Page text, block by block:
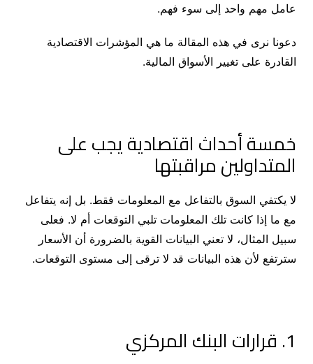
عامل مهم واحد إلى سوء فهم.
دعونا نرى في هذه المقالة ما هي المؤشرات الاقتصادية
القادرة على تغيير الأسواق المالية.
خمسة أحداث اقتصادية يجب على
المتداولين مراقبتها
لا يكتفي السوق بالتفاعل مع المعلومات فقط. بل إنه يتفاعل
مع ما إذا كانت تلك المعلومات تلبي التوقعات أم لا. فعلى
سبيل المثال، لا تعني البيانات القوية بالضرورة أن الأسعار
سترتفع لأن هذه البيانات قد لا ترقى إلى مستوى التوقعات.
1. قرارات البنك المركزي